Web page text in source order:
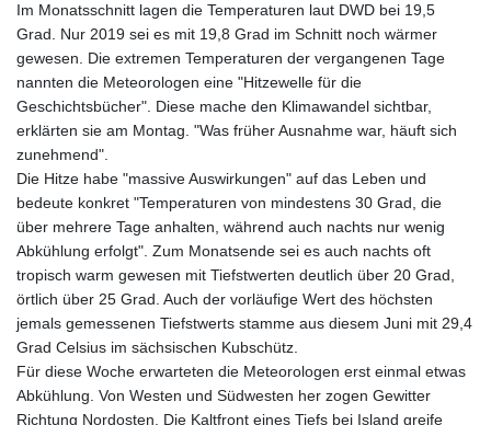
Im Monatsschnitt lagen die Temperaturen laut DWD bei 19,5
Grad. Nur 2019 sei es mit 19,8 Grad im Schnitt noch wärmer
gewesen. Die extremen Temperaturen der vergangenen Tage
nannten die Meteorologen eine "Hitzewelle für die
Geschichtsbücher". Diese mache den Klimawandel sichtbar,
erklärten sie am Montag. "Was früher Ausnahme war, häuft sich
zunehmend".
Die Hitze habe "massive Auswirkungen" auf das Leben und
bedeute konkret "Temperaturen von mindestens 30 Grad, die
über mehrere Tage anhalten, während auch nachts nur wenig
Abkühlung erfolgt". Zum Monatsende sei es auch nachts oft
tropisch warm gewesen mit Tiefstwerten deutlich über 20 Grad,
örtlich über 25 Grad. Auch der vorläufige Wert des höchsten
jemals gemessenen Tiefstwerts stamme aus diesem Juni mit 29,4
Grad Celsius im sächsischen Kubschütz.
Für diese Woche erwarteten die Meteorologen erst einmal etwas
Abkühlung. Von Westen und Südwesten her zogen Gewitter
Richtung Nordosten. Die Kaltfront eines Tiefs bei Island greife